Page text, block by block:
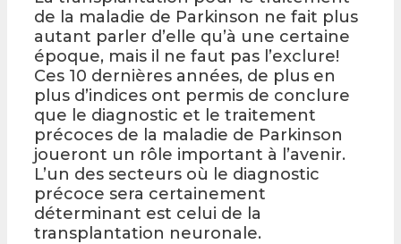
de la maladie de Parkinson ne fait plus
autant parler d’elle qu’à une certaine
époque, mais il ne faut pas l’exclure!
Ces 10 dernières années, de plus en
plus d’indices ont permis de conclure
que le diagnostic et le traitement
précoces de la maladie de Parkinson
joueront un rôle important à l’avenir.
L’un des secteurs où le diagnostic
précoce sera certainement
déterminant est celui de la
transplantation neuronale.